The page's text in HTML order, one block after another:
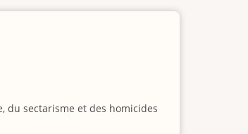
du sectarisme et des homicides